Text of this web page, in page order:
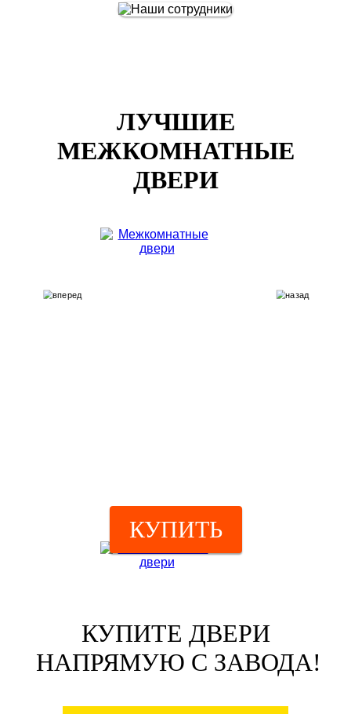
ЛУЧШИЕ
МЕЖКОМНАТНЫЕ
ДВЕРИ
КУПИТЬ
КУПИТЕ ДВЕРИ
НАПРЯМУЮ С ЗАВОДА!